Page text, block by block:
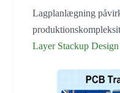
Lagplanlægning
Layer Stackup